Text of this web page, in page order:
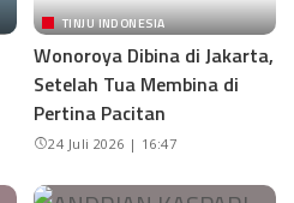
TINJU INDONESIA
Wonoroya Dibina di Jakarta,
Setelah Tua Membina di
Pertina Pacitan
24 Juli 2026 | 16:47